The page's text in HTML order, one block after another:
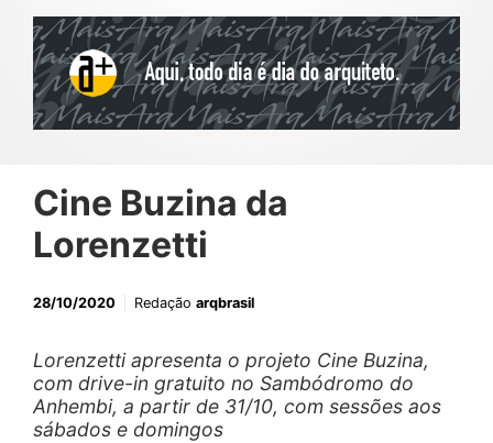
Cine Buzina da
Lorenzetti
28/10/2020 Redação arqbrasil
Lorenzetti apresenta o projeto Cine Buzina,
com drive-in gratuito no Sambódromo do
Anhembi, a partir de 31/10, com sessões aos
sábados e domingos